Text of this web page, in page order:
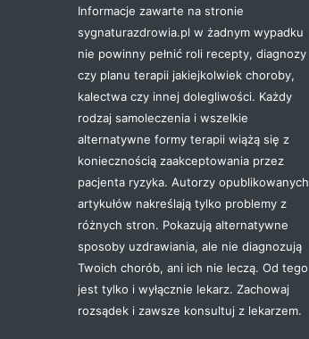
Informacje zawarte na stronie
sygnaturazdrowia.pl w żadnym wypadku
nie powinny pełnić roli recepty, diagnozy
czy planu terapii jakiejkolwiek choroby,
kalectwa czy innej dolegliwości. Każdy
rodzaj samoleczenia i wszelkie
alternatywne formy terapii wiążą się z
koniecznością zaakceptowania przez
pacjenta ryzyka. Autorzy opublikowanych
artykułów nakreślają tylko problemy z
różnych stron. Pokazują alternatywne
sposoby uzdrawiania, ale nie diagnozują
Twoich chorób, ani ich nie leczą. Od tego
jest tylko i wyłącznie lekarz. Zachowaj
rozsądek i zawsze konsultuj z lekarzem.